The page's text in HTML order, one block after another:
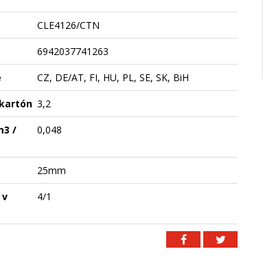
CLE4126/CTN
6942037741263
CZ, DE/AT, FI, HU, PL, SE, SK, BiH
3,2
/
0,048
25mm
4/1